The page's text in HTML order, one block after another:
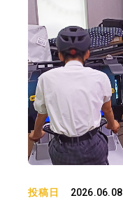
投稿日 2026.06.08